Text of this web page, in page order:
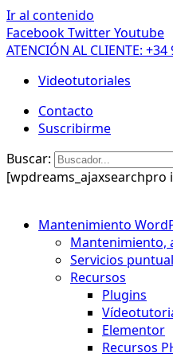
Ir al contenido
FacebookTwitterYoutube
ATENCIÓN AL CLIENTE:
Videotutoriales
Contacto
Suscribirme
Buscar:
[wpdreams_ajaxsearchpro
Mantenimiento
Mantenimiento,
Servicios
Recursos
Plugins
Elementor
Recursos